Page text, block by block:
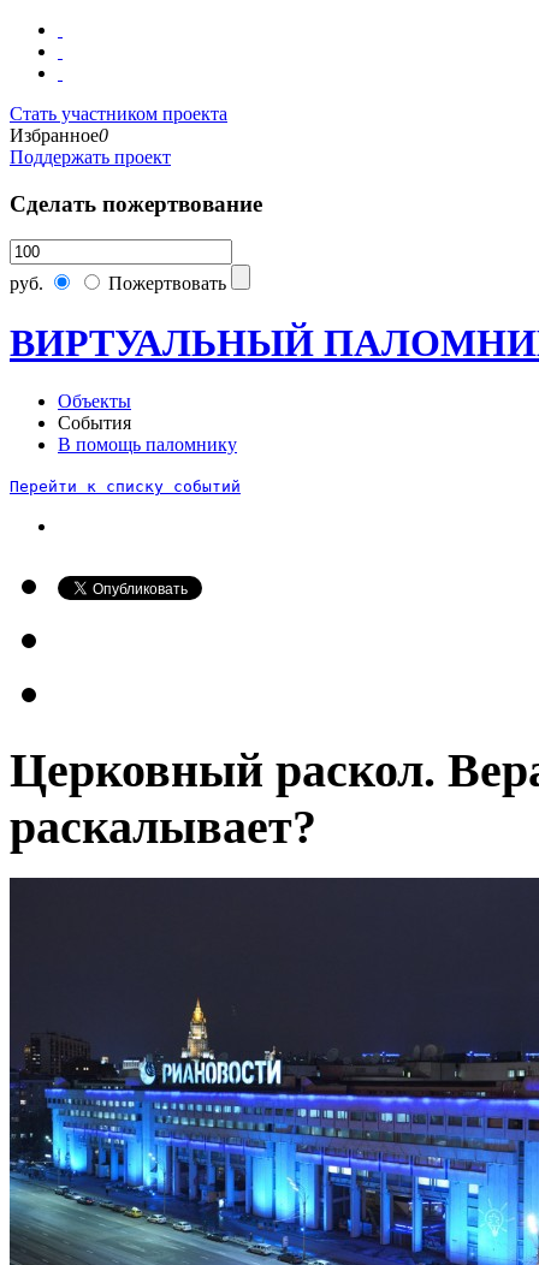
Стать участником проекта
Избранное0
Поддержать проект
Сделать пожертвование
руб. Пожертвовать
ВИРТУАЛЬНЫЙ
Объекты
События
В помощь паломнику
Перейти к списку событий
Церковный раскол.
раскалывает?